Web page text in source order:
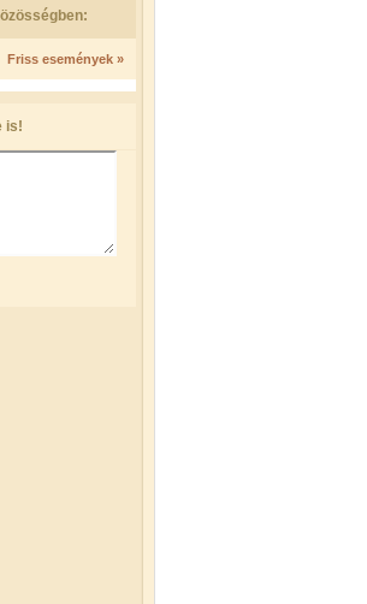
Friss események »
is!